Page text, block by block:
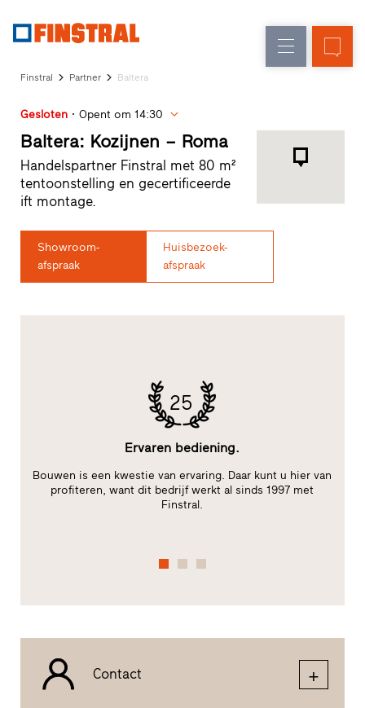
Glasgevels
Service
Showroom
Showroom
Hoofddorp
Showroom
Snelle
toegang
Finstral Partner Baltera
Gesloten Opent om 14:30
Baltera: Kozijnen – Roma
Handelspartner Finstral met 80 m²
tentoonstelling en gecertificeerde
ift montage.
Showroom-
afspraak
Huisbezoek-
afspraak
25
Ervaren bediening.
Bouwen is een kwestie van ervaring. Daar kunt u hier van
profiteren, want dit bedrijf werkt al sinds 1997 met
Finstral.
Contact